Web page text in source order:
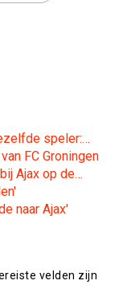
speler:…
FC Groningen
Ajax op de…
naar Ajax'
velden zijn